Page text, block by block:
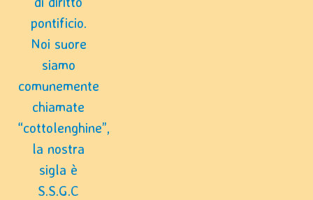
pontificio.
Noi suore
siamo
comunemente
chiamate
“cottolenghine”,
la nostra
sigla è
S.S.G.C